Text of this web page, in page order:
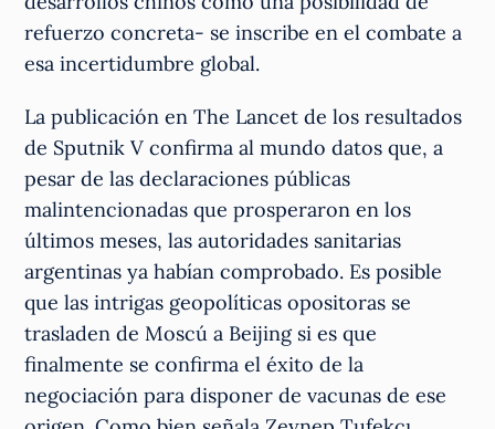
refuerzo concreta- se inscribe en el combate a
esa incertidumbre global.
La publicación en The Lancet de los resultados
de Sputnik V confirma al mundo datos que, a
pesar de las declaraciones públicas
malintencionadas que prosperaron en los
últimos meses, las autoridades sanitarias
argentinas ya habían comprobado. Es posible
que las intrigas geopolíticas opositoras se
trasladen de Moscú a Beijing si es que
finalmente se confirma el éxito de la
negociación para disponer de vacunas de ese